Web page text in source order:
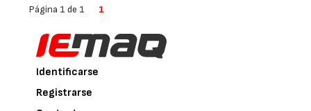
Página 1 de 1 1
Identificarse
Registrarse